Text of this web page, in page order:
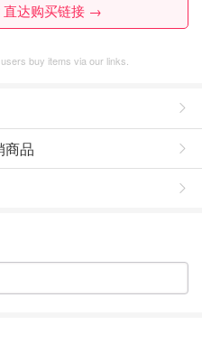
直达购买链接 →
buy items via our links.
商品